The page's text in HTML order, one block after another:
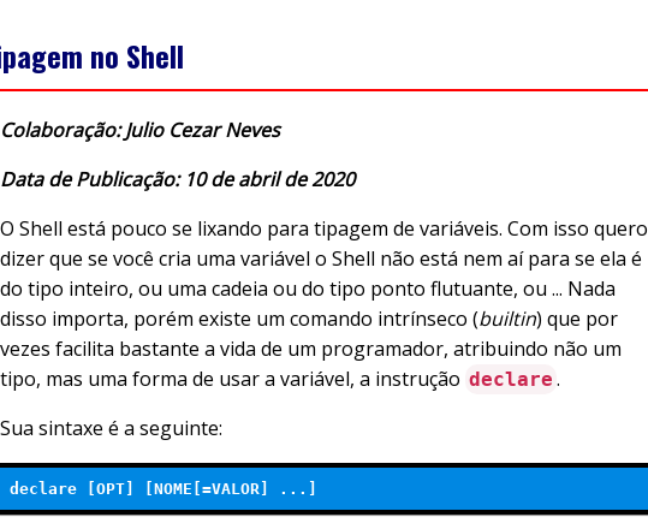
no Shell
Colaboração: Julio Cezar Neves
Data de Publicação: 10 de abril de 2020
O Shell está pouco se lixando para tipagem de variáveis. Com isso quero
dizer que se você cria uma variável o Shell não está nem aí para se ela é
do tipo inteiro, ou uma cadeia ou do tipo ponto flutuante, ou ... Nada
disso importa, porém existe um comando intrínseco (builtin) que por
vezes facilita bastante a vida de um programador, atribuindo não um
tipo, mas uma forma de usar a variável, a instrução declare .
Sua sintaxe é a seguinte:
declare [OPT] [NOME[=VALOR] ...]